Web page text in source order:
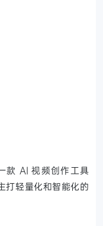
款 AI 视频创作工具
打轻量化和智能化的